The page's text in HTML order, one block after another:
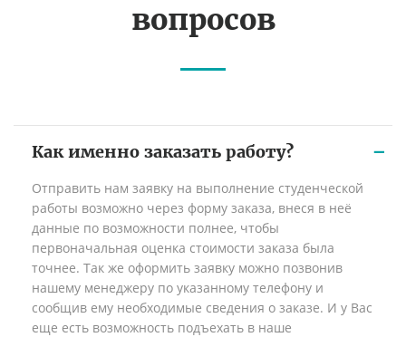
вопросов
Как именно заказать работу?
Отправить нам заявку на выполнение студенческой
работы возможно через форму заказа, внеся в неё
данные по возможности полнее, чтобы
первоначальная оценка стоимости заказа была
точнее. Так же оформить заявку можно позвонив
нашему менеджеру по указанному телефону и
сообщив ему необходимые сведения о заказе. И у Вас
еще есть возможность подъехать в наше